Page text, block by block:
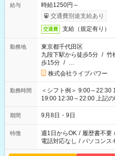
給与
時給1250円～
交通費別途支給あり
交通費 支給（規定有り）
勤務地
東京都千代田区
九段下駅から徒歩5分 / 竹
歩15分 / …
株式会社ライブパワー
勤務時間
＜シフト例＞ 9:00～
19:00 12:30～22:00 上記の時間から好きな時間を選べます！ ※
時間は変更となる可能性が
期間 9月8日・9日
特徴 週1日からOK / 履歴書不要 /
電話対応なし / パソコンス